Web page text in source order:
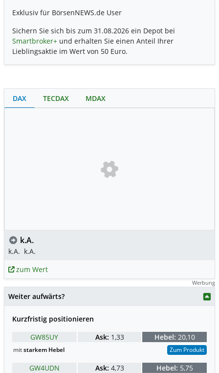
Exklusiv für BörsenNEWS.de User
Sichern Sie sich bis zum 31.08.2026 ein Depot bei
Smartbroker+ und erhalten Sie einen Anteil Ihrer
Lieblingsaktie im Wert von 50 Euro.
DAX TECDAX MDAX
k.A.
k.A. k.A.
zum Wert
Werbung
Weiter aufwärts?
Kurzfristig positionieren
GW85UY
Ask: 1,33 Hebel: 20,10
mitstarkem Hebel Zum Produkt
GW4UDN Ask: 4,73 Hebel: 5,75